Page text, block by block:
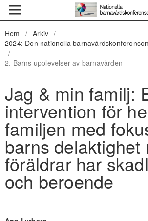
Hem / Arkiv /
2024: Den nationella
/
2. Barns upplevelser av barnavården
Jag & min familj:
intervention för
familjen med
barns delaktighet
föräldrar har
och beroende